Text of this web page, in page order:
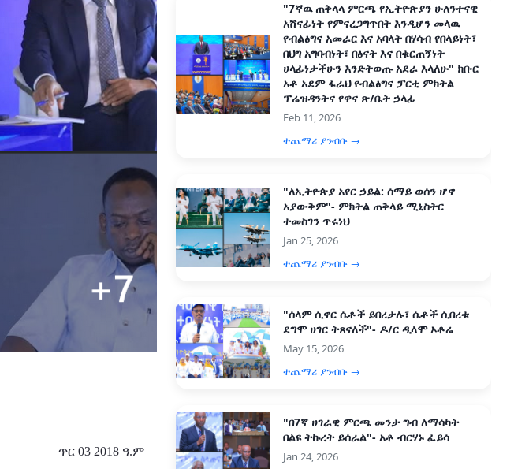
ጥር 03 2018 ዓ.ም
"7ኛዉ ጠቅላላ ምርጫ የኢትዮጵያን ሁለንተናዊ
አሸናፊነት የምናረጋግጥበት እንዲሆን መላዉ
የብልፅግና አመራር እና አባላት በሃሳብ የበላይነት፣
በህግ አግባብነት፣ በፅናት እና በቁርጠኝነት
ሀላፊነታችሁን እንድትወጡ አደራ እላለሁ" ክቡር
አቶ አደም ፋራህ የብልፅግና ፓርቲ ምክትል
ፕሬዝዳንትና የዋና ጽ/ቤት ኃላፊ
Feb 11, 2026
ተጨማሪ ያንብቡ →
"ለኢትዮጵያ አየር ኃይል: ሰማይ ወሰን ሆኖ
አያውቅም"- ምክትል ጠቅላይ ሚኒስትር
ተመስገን ጥሩነህ
Jan 25, 2026
ተጨማሪ ያንብቡ →
"ሰላም ሲኖር ሴቶች ይበረታሉ፣ ሴቶች ሲበረቱ
ደግሞ ሀገር ትጸናለች"- ዶ/ር ዲላሞ ኦቶሬ
May 15, 2026
ተጨማሪ ያንብቡ →
"በ7ኛ ሀገራዊ ምርጫ መንታ ግብ ለማሳካት
በልዩ ትኩረት ይሰራል"- አቶ ብርሃኑ ፈይሳ
Jan 24, 2026